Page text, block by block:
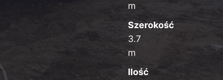
m
Szerokość
3.7
m
Ilość